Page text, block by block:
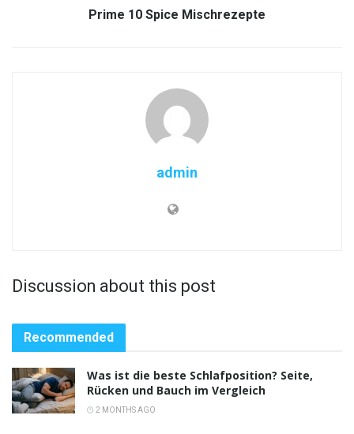
Prime 10 Spice Mischrezepte
admin
Discussion about this post
Recommended
Was ist die beste Schlafposition? Seite,
Rücken und Bauch im Vergleich
2 MONTHS AGO